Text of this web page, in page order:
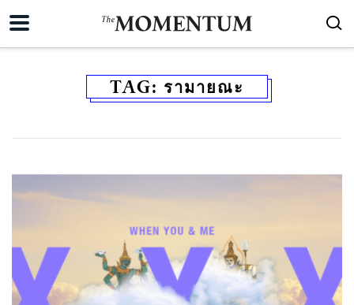
TAG: รามายณะ